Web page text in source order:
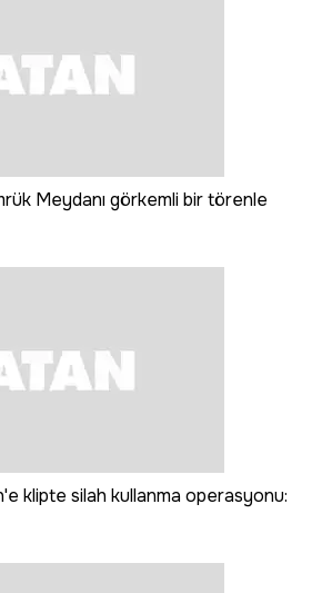
Meydanı görkemli bir törenle
klipte silah kullanma operasyonu: